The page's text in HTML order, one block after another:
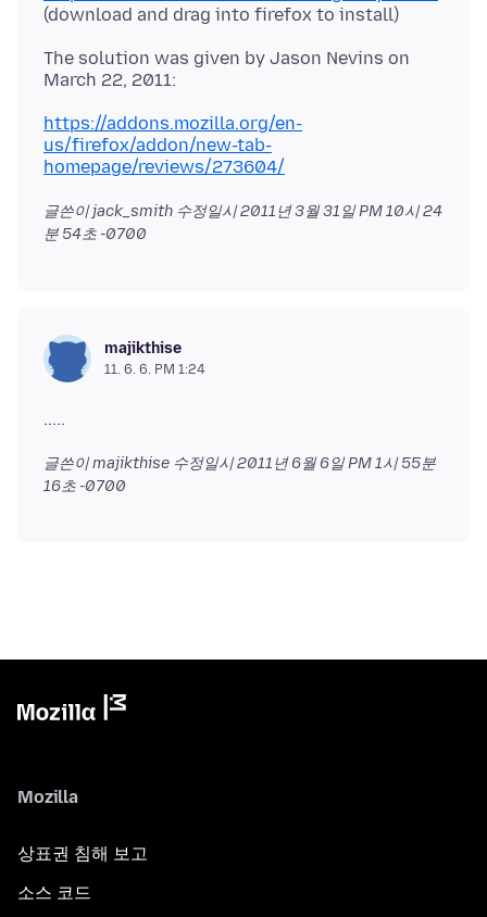
The solution was given by Jason Nevins on
https://addons.mozilla.org/en-
us/firefox/addon/new-tab-
homepage/reviews/273604/
글쓴이 jack_smith 수정일시2011년 3월 31일 PM 10시 24
분 54초 -0700
majikthise
11. 6. 6. PM 1:24
글쓴이 majikthise 수정일시2011년 6월 6일 PM 1시 55분
16초 -0700
Mozilla
상표권 침해 보고
소스 코드